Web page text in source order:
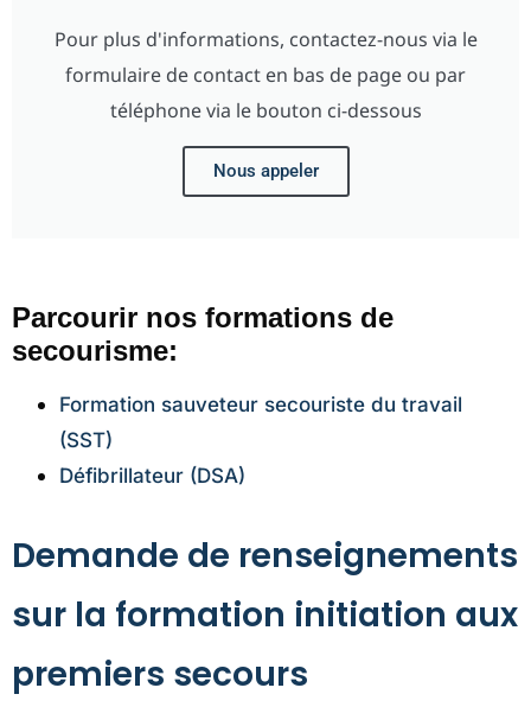
Pour plus d'informations, contactez-nous via le
formulaire de contact en bas de page ou par
téléphone via le bouton ci-dessous
Nous appeler
Parcourir nos formations de
secourisme:
Formation sauveteur secouriste du travail
(SST)
Défibrillateur (DSA)
Demande de renseignements
sur la formation initiation aux
premiers secours